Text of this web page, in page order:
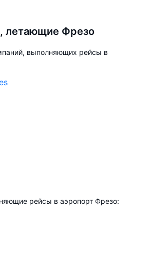
летающие Фрезо
выполняющих рейсы в
рейсы в аэропорт Фрезо: